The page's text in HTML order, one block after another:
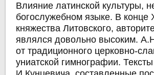
Влияние латинской культуры,
богослужебном языке. В конце
княжества Литовского,
являлся довольно высоким.
от традиционного церковно-
униатской гимнографии.